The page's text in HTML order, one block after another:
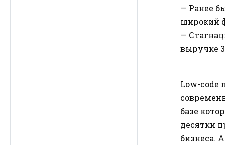
— Ранее
широкий
—
выручке
Low-code
базе
десятки
бизнеса.